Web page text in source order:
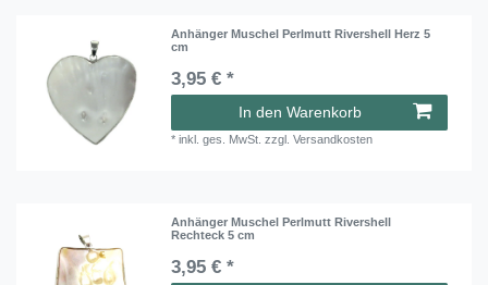
Anhänger Muschel Perlmutt Rivershell Herz 5
cm
3,95 € *
In den Warenkorb
*inkl. ges. MwSt. zzgl.Versandkosten
Anhänger Muschel Perlmutt Rivershell
Rechteck 5 cm
3,95 € *